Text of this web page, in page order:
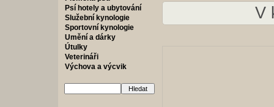
Psí hotely a ubytování
Služební kynologie
Sportovní kynologie
Umění a dárky
Útulky
Veterináři
Výchova a výcvik
V